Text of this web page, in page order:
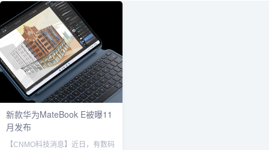
新款华为MateBook E被曝11
月发布
【CNMO科技消息】近日，有数码